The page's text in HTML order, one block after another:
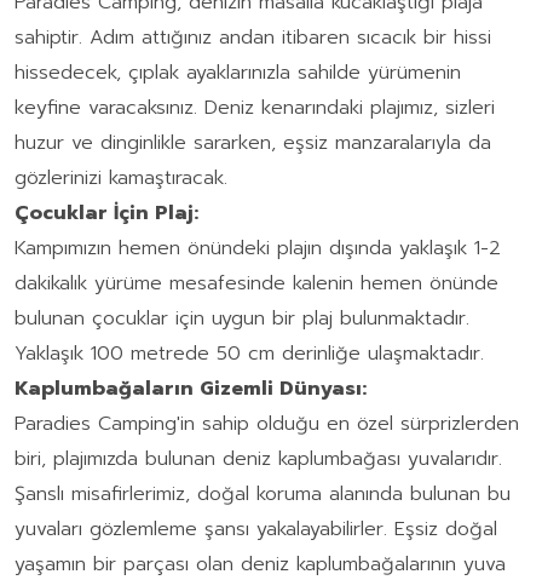
sahiptir. Adım attığınız andan itibaren sıcacık bir hissi
hissedecek, çıplak ayaklarınızla sahilde yürümenin
keyfine varacaksınız. Deniz kenarındaki plajımız, sizleri
huzur ve dinginlikle sararken, eşsiz manzaralarıyla da
gözlerinizi kamaştıracak.
Çocuklar İçin Plaj:
Kampımızın hemen önündeki plajın dışında yaklaşık 1-2
dakikalık yürüme mesafesinde kalenin hemen önünde
bulunan çocuklar için uygun bir plaj bulunmaktadır.
Yaklaşık 100 metrede 50 cm derinliğe ulaşmaktadır.
Kaplumbağaların Gizemli Dünyası:
Paradies Camping'in sahip olduğu en özel sürprizlerden
biri, plajımızda bulunan deniz kaplumbağası yuvalarıdır.
Şanslı misafirlerimiz, doğal koruma alanında bulunan bu
yuvaları gözlemleme şansı yakalayabilirler. Eşsiz doğal
yaşamın bir parçası olan deniz kaplumbağalarının yuva